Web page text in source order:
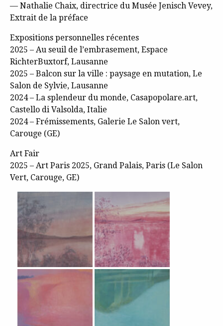
— Nathalie Chaix, directrice du Musée Jenisch Vevey,
Extrait de la préface
Expositions personnelles récentes
2025 – Au seuil de l’embrasement, Espace
RichterBuxtorf, Lausanne
2025 – Balcon sur la ville : paysage en mutation, Le
Salon de Sylvie, Lausanne
2024 – La splendeur du monde, Casapopolare.art,
Castello di Valsolda, Italie
2024 – Frémissements, Galerie Le Salon vert,
Carouge (GE)
Art Fair
2025 – Art Paris 2025, Grand Palais, Paris (Le Salon
Vert, Carouge, GE)